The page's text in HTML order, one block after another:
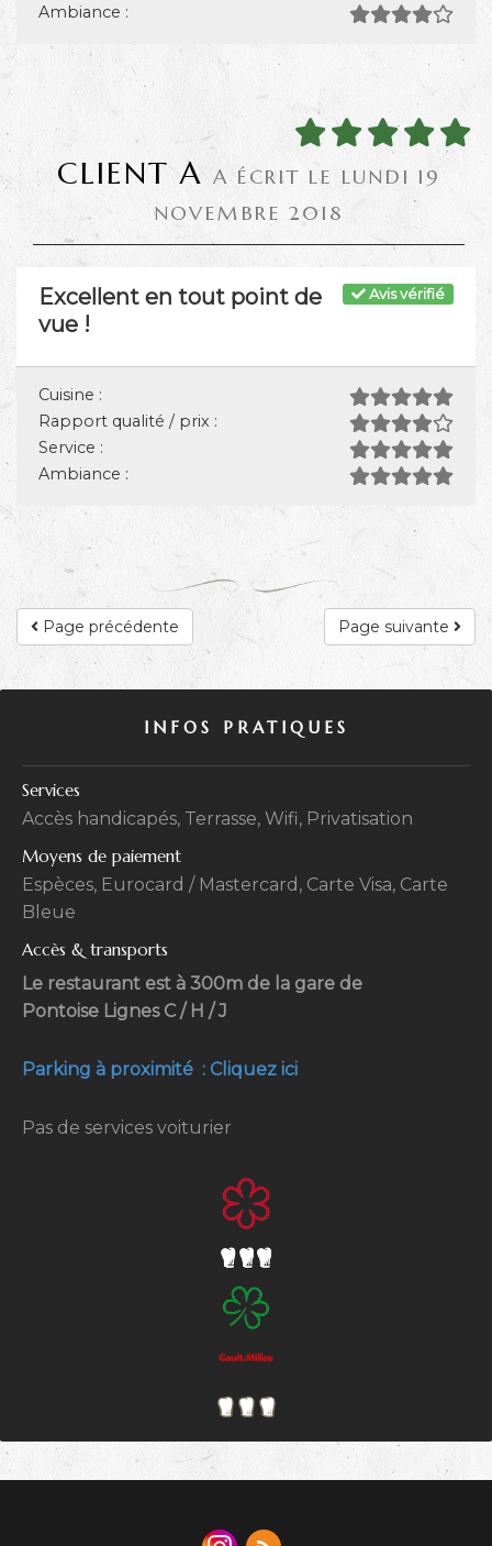
Ambiance :
CLIENT A A ÉCRIT LE LUNDI 19
NOVEMBRE 2018
Avis vérifié
Excellent en tout point de
vue !
Cuisine :
Rapport qualité / prix :
Service :
Ambiance :
Page suivante
Page précédente
INFOS PRATIQUES
Services
Accès handicapés, Terrasse, Wifi, Privatisation
Moyens de paiement
Espèces, Eurocard / Mastercard, Carte Visa, Carte
Bleue
Accès & transports
Le restaurant est à 300m de la gare de
Pontoise Lignes C / H / J
Parking à proximité : Cliquez ici
Pas de services voiturier